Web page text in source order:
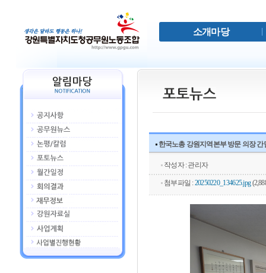
소개마당
한국노총 강원지역본부 방문 의장 간
작성자 : 관리자
첨부파일 :20250220_134625.jpg